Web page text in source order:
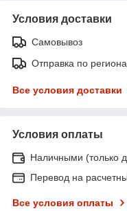
Условия доставки
Самовывоз
Отправка по
Все условия доставки
Условия оплаты
Наличными (только
Перевод на
Все условия оплаты